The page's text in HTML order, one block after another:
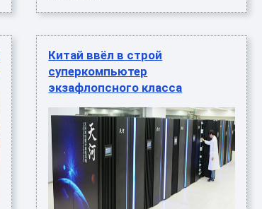
Китай ввёл в строй
суперкомпьютер
экзафлопсного класса